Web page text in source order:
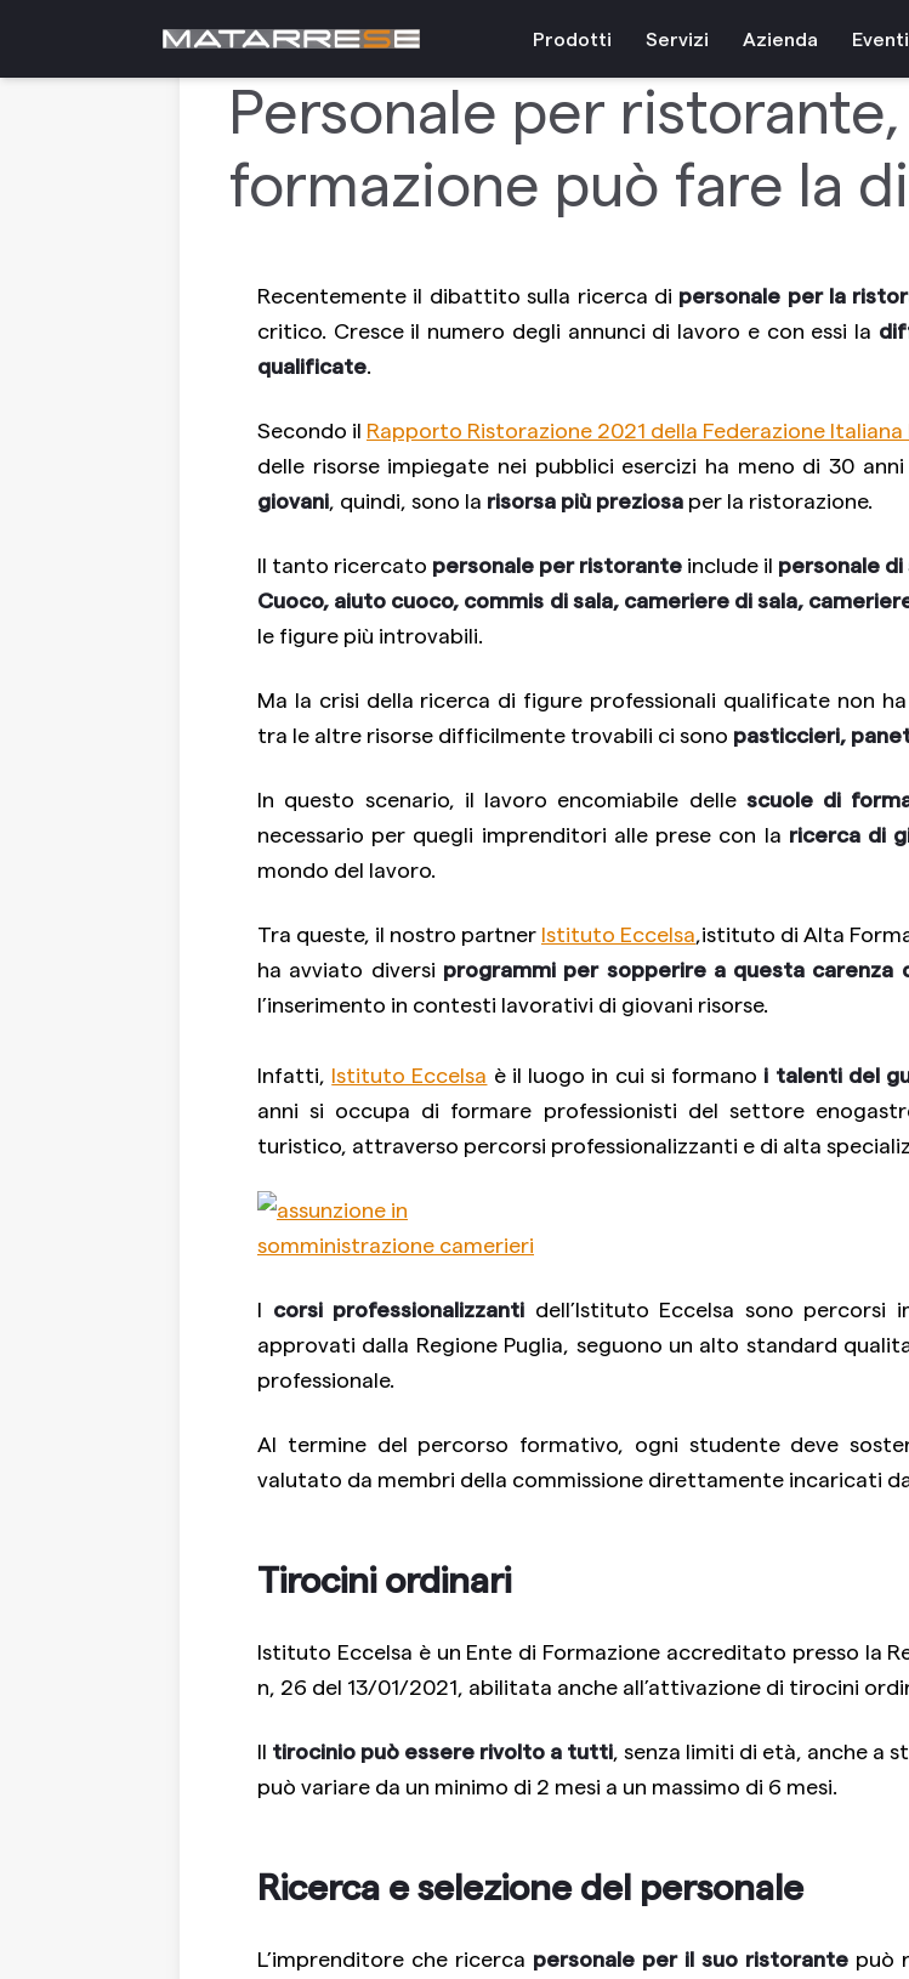
Prodotti Servizi Azienda Eventi
FORMAZIONE 7 giugno 2022
Personale per ristorante,
formazione può fare la
Recentemente il dibattito sulla ricerca di personale per la
critico. Cresce il numero degli annunci di lavoro e con essi la
qualificate
Secondo il Rapporto Ristorazione 2021 della Federazione Italiana
delle risorse impiegate nei pubblici esercizi ha meno di 30
giovani , quindi, sono la risorsa più preziosa per la ristorazione.
Il tanto ricercato personale per ristorante include il personale di
Cuoco, aiuto cuoco, commis di sala, cameriere di sala,
le figure più introvabili.
Ma la crisi della ricerca di figure professionali qualificate non
tra le altre risorse difficilmente trovabili ci sono pasticcieri,
In questo scenario, il lavoro encomiabile delle scuole di
necessario per quegli imprenditori alle prese con la ricerca di
mondo del lavoro.
Tra queste, il nostro partner Istituto Eccelsa ,istituto di Alta
ha avviato diversi programmi per sopperire a questa carenza
l’inserimento in contesti lavorativi di giovani risorse.
Infatti, Istituto Eccelsa è il luogo in cui si formano i talenti del
anni si occupa di formare professionisti del settore
turistico, attraverso percorsi professionalizzanti e di alta
I corsi professionalizzanti dell’Istituto Eccelsa sono
approvati dalla Regione Puglia, seguono un alto standard
professionale.
Al termine del percorso formativo, ogni studente deve
valutato da membri della commissione direttamente incaricati
Tirocini ordinari
Istituto Eccelsa è un Ente di Formazione accreditato presso la
n, 26 del 13/01/2021, abilitata anche all’attivazione di tirocini
Il tirocinio può essere rivolto a tutti , senza limiti di età, anche a
può variare da un minimo di 2 mesi a un massimo di 6 mesi.
Ricerca e selezione del personale
L’imprenditore che ricerca personale per il suo ristorante può